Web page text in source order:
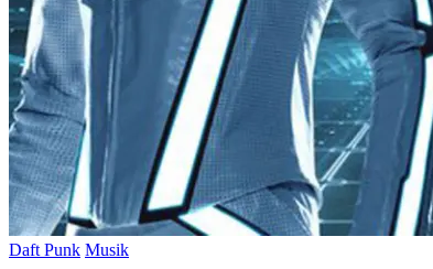
Daft Punk Musik